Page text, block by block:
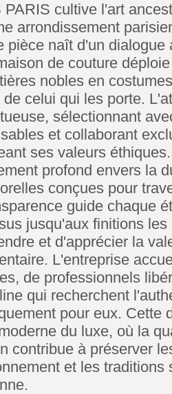
PARIS cultive l'art
arrondissement
pièce naît d'un
de couture
nobles en
de celui qui les porte.
sélectionnant
et collaborant
ses valeurs
profond envers la
conçues pour
guide chaque
jusqu'aux finitions
et d'apprécier la
L'entreprise
de professionnels
qui recherchent
pour eux. Cette
du luxe, où la
contribue à préserver
et les